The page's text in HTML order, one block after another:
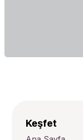
Keşfet